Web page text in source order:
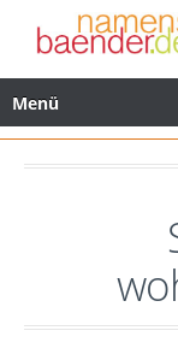
Inhalt
wechseln
Primäres
Menü
Menü